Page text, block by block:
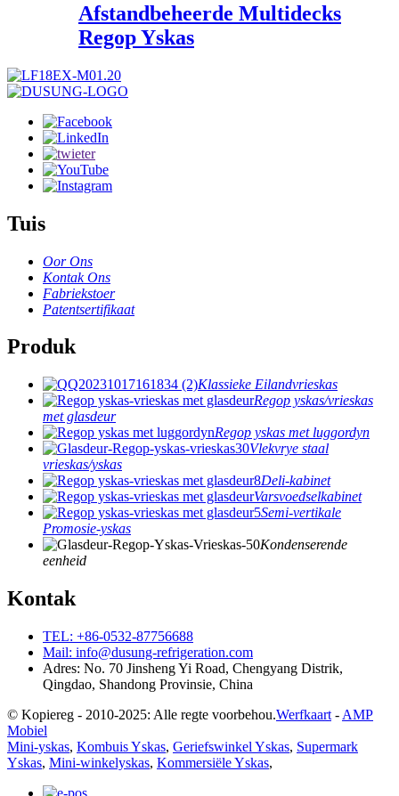
Afstandbeheerde Multidecks
Regop Yskas
Tuis
Oor Ons
Kontak Ons
Fabriekstoer
Patentsertifikaat
Produk
Klassieke Eilandvrieskas
Regop yskas/vrieskas
met glasdeur
Regop yskas met luggordyn
Vlekvrye staal
vrieskas/yskas
Deli-kabinet
Varsvoedselkabinet
Semi-vertikale
Promosie-yskas
Kondenserende
eenheid
Kontak
TEL: +86-0532-87756688
Mail: info@dusung-refrigeration.com
Adres: No. 70 Jinsheng Yi Road, Chengyang Distrik,
Qingdao, Shandong Provinsie, China
© Kopiereg - 2010-2025: Alle regte voorbehou.Werfkaart - AMP
Mobiel
Mini-yskas, Kombuis Yskas, Geriefswinkel Yskas, Supermark
Yskas, Mini-winkelyskas, Kommersiële Yskas,